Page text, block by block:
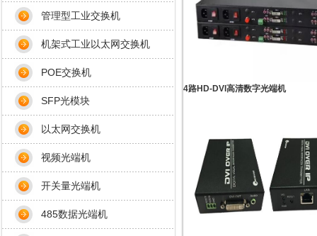
4路HD-DVI高清数字光端机
管理型工业交换机
机架式工业以太网交换机
POE交换机
SFP光模块
以太网交换机
视频光端机
开关量光端机
485数据光端机